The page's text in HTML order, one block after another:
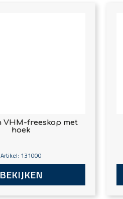
VHM-freeskop met
hoek
Artikel: 131000
BEKIJKEN